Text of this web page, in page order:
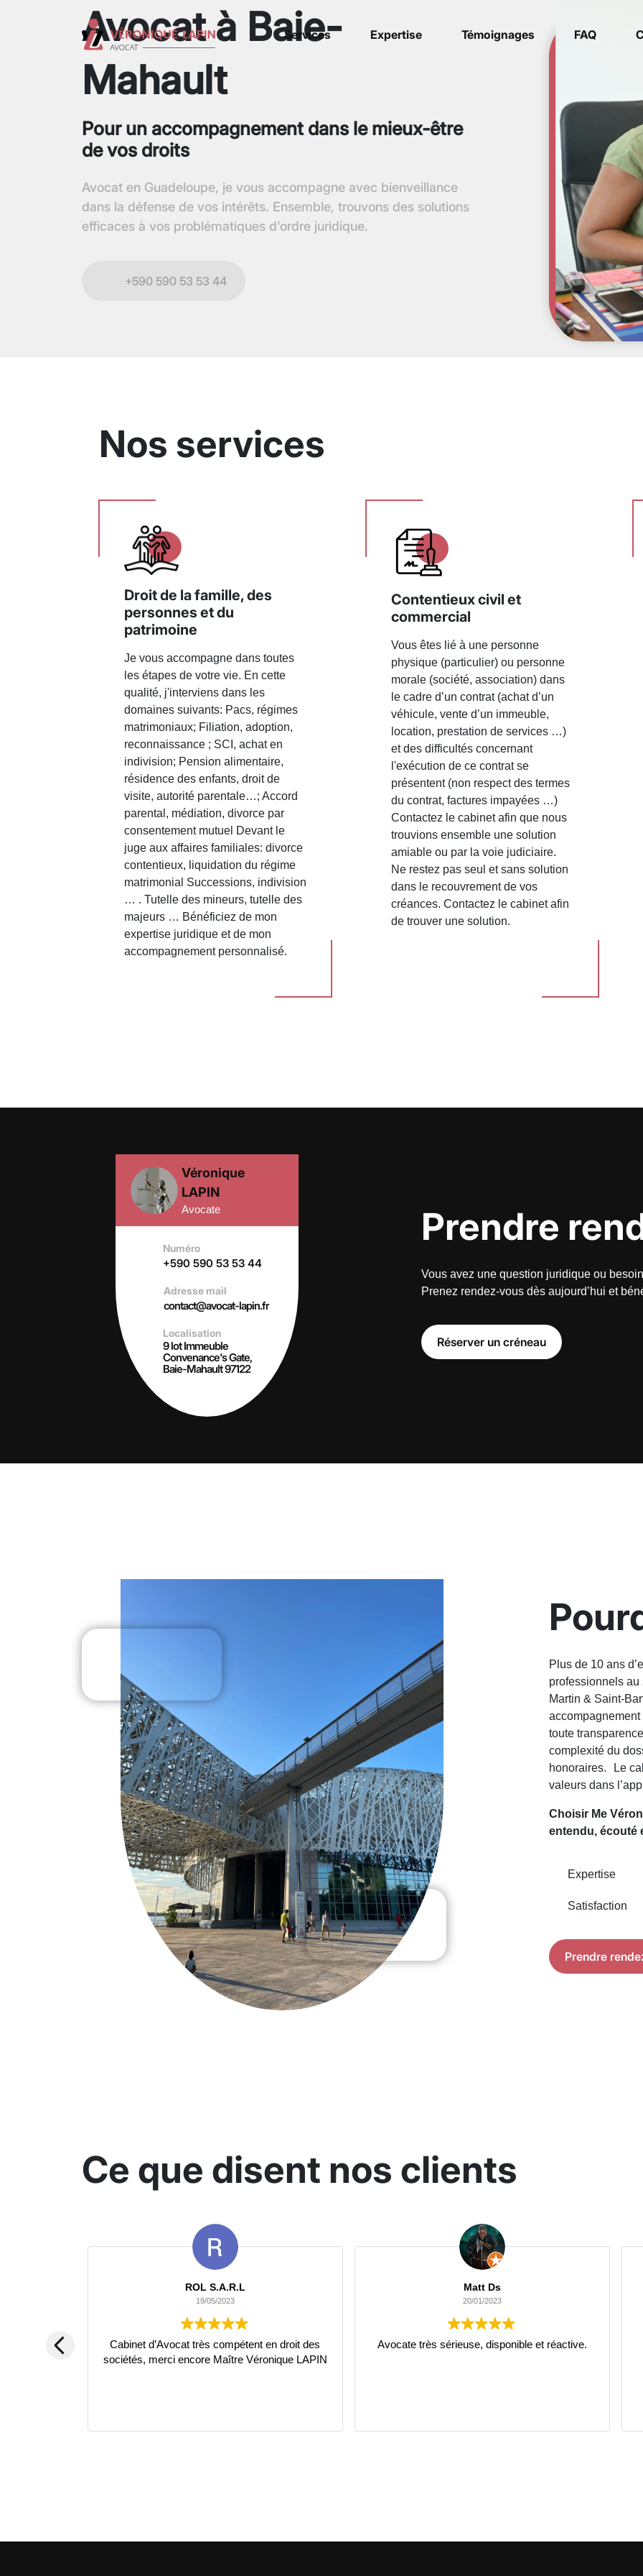
Services Expertise Témoignages FAQ
Avocat à Baie-
Mahault
Pour un accompagnement dans le mieux-être
de vos droits
Avocat en Guadeloupe, je vous accompagne avec bienveillance
dans la défense de vos intérêts. Ensemble, trouvons des solutions
efficaces à vos problématiques d'ordre juridique.
+590 590 53 53 44
Nos services
Droit de la famille, des
personnes et du
patrimoine
Je vous accompagne dans toutes
les étapes de votre vie. En cette
qualité, j'interviens dans les
domaines suivants: Pacs, régimes
matrimoniaux; Filiation, adoption,
reconnaissance ; SCI, achat en
indivision; Pension alimentaire,
résidence des enfants, droit de
visite, autorité parentale…; Accord
parental, médiation, divorce par
consentement mutuel Devant le
juge aux affaires familiales: divorce
contentieux, liquidation du régime
matrimonial Successions, indivision
… . Tutelle des mineurs, tutelle des
majeurs … Bénéficiez de mon
expertise juridique et de mon
accompagnement personnalisé.
Contentieux civil et
commercial
Vous êtes lié à une personne
physique (particulier) ou personne
morale (société, association) dans
le cadre d’un contrat (achat d’un
véhicule, vente d’un immeuble,
location, prestation de services …)
et des difficultés concernant
l'exécution de ce contrat se
présentent (non respect des termes
du contrat, factures impayées …)
Contactez le cabinet afin que nous
trouvions ensemble une solution
amiable ou par la voie judiciaire.
Ne restez pas seul et sans solution
dans le recouvrement de vos
créances. Contactez le cabinet afin
de trouver une solution.
Véronique
LAPIN
Avocate
Numéro
+590 590 53 53 44
Adresse mail
contact@avocat-lapin.fr
Localisation
9 lot Immeuble
Convenance's Gate,
Baie-Mahault 97122
Prendre
Vous avez une question juridique ou
Prenez rendez-vous dès aujourd’hui et
Réserver un créneau
Plus de 10 ans
professionnels
Martin & Saint-
toute
complexité du
honoraires. Le
valeurs dans
Choisir Me
entendu, écouté
Expertise
Satisfaction
Prendre
Ce que disent nos clients
ROL S.A.R.L
19/05/2023
Cabinet d’Avocat très compétent en droit des
sociétés, merci encore Maître Véronique LAPIN
Matt Ds
20/01/2023
Avocate très sérieuse, disponible et réactive.